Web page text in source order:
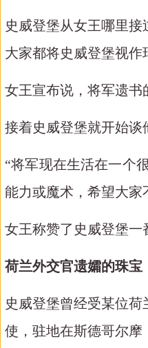
史威登堡从女王哪里
大家都将史威登堡视作
女王宣布说，将军遗
接着史威登堡就开始谈
“将军现在生活在一个
能力或魔术，希望大家
女王称赞了史威登堡
荷兰外交官遗孀的珠宝
史威登堡曾经受某位
使，驻地在斯德哥尔